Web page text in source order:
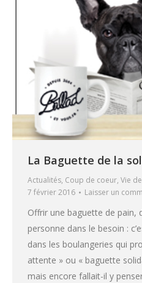
La Baguette de la
Actualités, Coup de coeur, Vie
7 février 2016
Laisser un
Offrir une baguette de pain,
personne dans le besoin :
dans les boulangeries qui
attente » ou « baguette
mais encore fallait-il y